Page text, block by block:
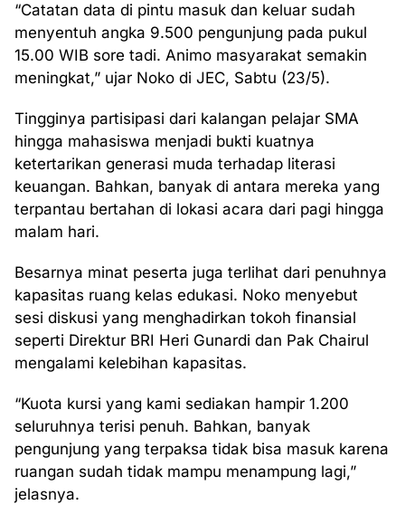
“Catatan data di pintu masuk dan keluar sudah
menyentuh angka 9.500 pengunjung pada pukul
15.00 WIB sore tadi. Animo masyarakat semakin
meningkat,” ujar Noko di JEC, Sabtu (23/5).
Tingginya partisipasi dari kalangan pelajar SMA
hingga mahasiswa menjadi bukti kuatnya
ketertarikan generasi muda terhadap literasi
keuangan. Bahkan, banyak di antara mereka yang
terpantau bertahan di lokasi acara dari pagi hingga
malam hari.
Besarnya minat peserta juga terlihat dari penuhnya
kapasitas ruang kelas edukasi. Noko menyebut
sesi diskusi yang menghadirkan tokoh finansial
seperti Direktur BRI Heri Gunardi dan Pak Chairul
mengalami kelebihan kapasitas.
“Kuota kursi yang kami sediakan hampir 1.200
seluruhnya terisi penuh. Bahkan, banyak
pengunjung yang terpaksa tidak bisa masuk karena
ruangan sudah tidak mampu menampung lagi,”
jelasnya.